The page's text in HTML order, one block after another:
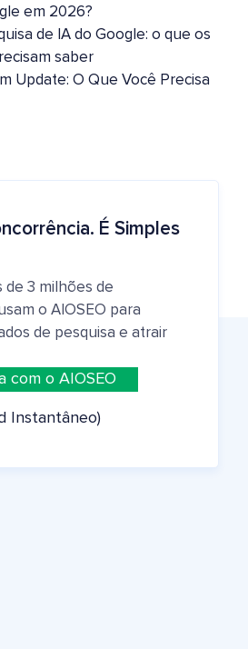
em 2026?
de IA do Google: o que os
saber
Update: O Que Você Precisa
É Simples
de 3 milhões de
o AIOSEO para
de pesquisa e atrair
com o AIOSEO
Instantâneo)